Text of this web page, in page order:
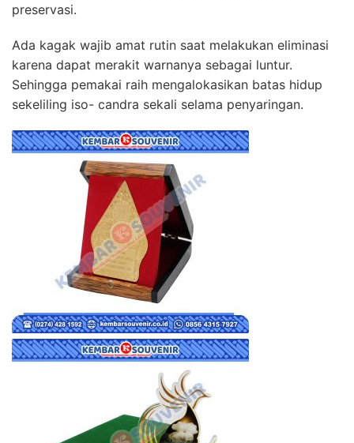
preservasi.
Ada kagak wajib amat rutin saat melakukan eliminasi
karena dapat merakit warnanya sebagai luntur.
Sehingga pemakai raih mengalokasikan batas hidup
sekeliling iso- candra sekali selama penyaringan.